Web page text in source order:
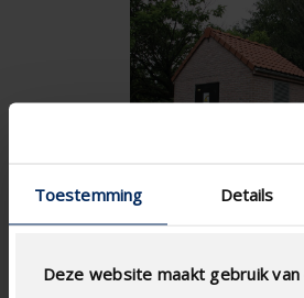
Toestemming Details
Deze website maakt gebruik van